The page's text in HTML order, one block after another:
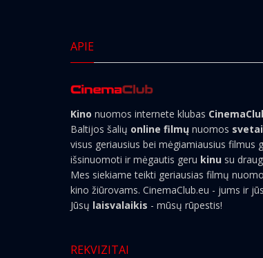
APIE
Kino nuomos internete klubas
Baltijos šalių online filmų nuomos
visus geriausius bei mėgiamiausius filmus
išsinuomoti ir mėgautis geru kinu su
Mes siekiame teikti geriausias filmų
kino žiūrovams. CinemaClub.eu - jums ir
Jūsų laisvalaikis - mūsų rūpestis!
REKVIZITAI